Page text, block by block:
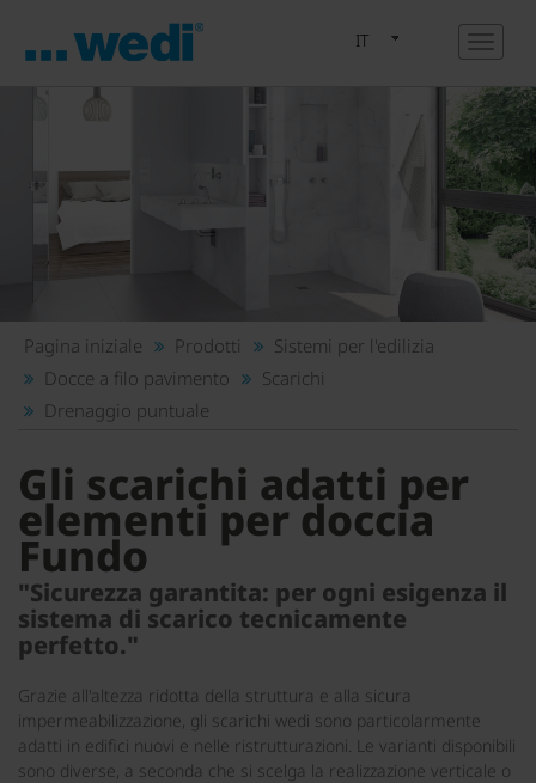
IT
Pagina iniziale Prodotti
Sistemi per l'edilizia
Docce a filo pavimento
Scarichi
Drenaggio puntuale
Gli scarichi adatti per
elementi per doccia
Fundo
"Sicurezza garantita: per ogni esigenza il
sistema di scarico tecnicamente
perfetto."
Grazie all'altezza ridotta della struttura e alla sicura
impermeabilizzazione, gli scarichi wedi sono particolarmente
adatti in edifici nuovi e nelle ristrutturazioni. Le varianti disponibili
sono diverse, a seconda che si scelga la realizzazione verticale o